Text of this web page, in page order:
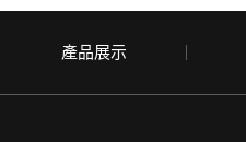
產品展示